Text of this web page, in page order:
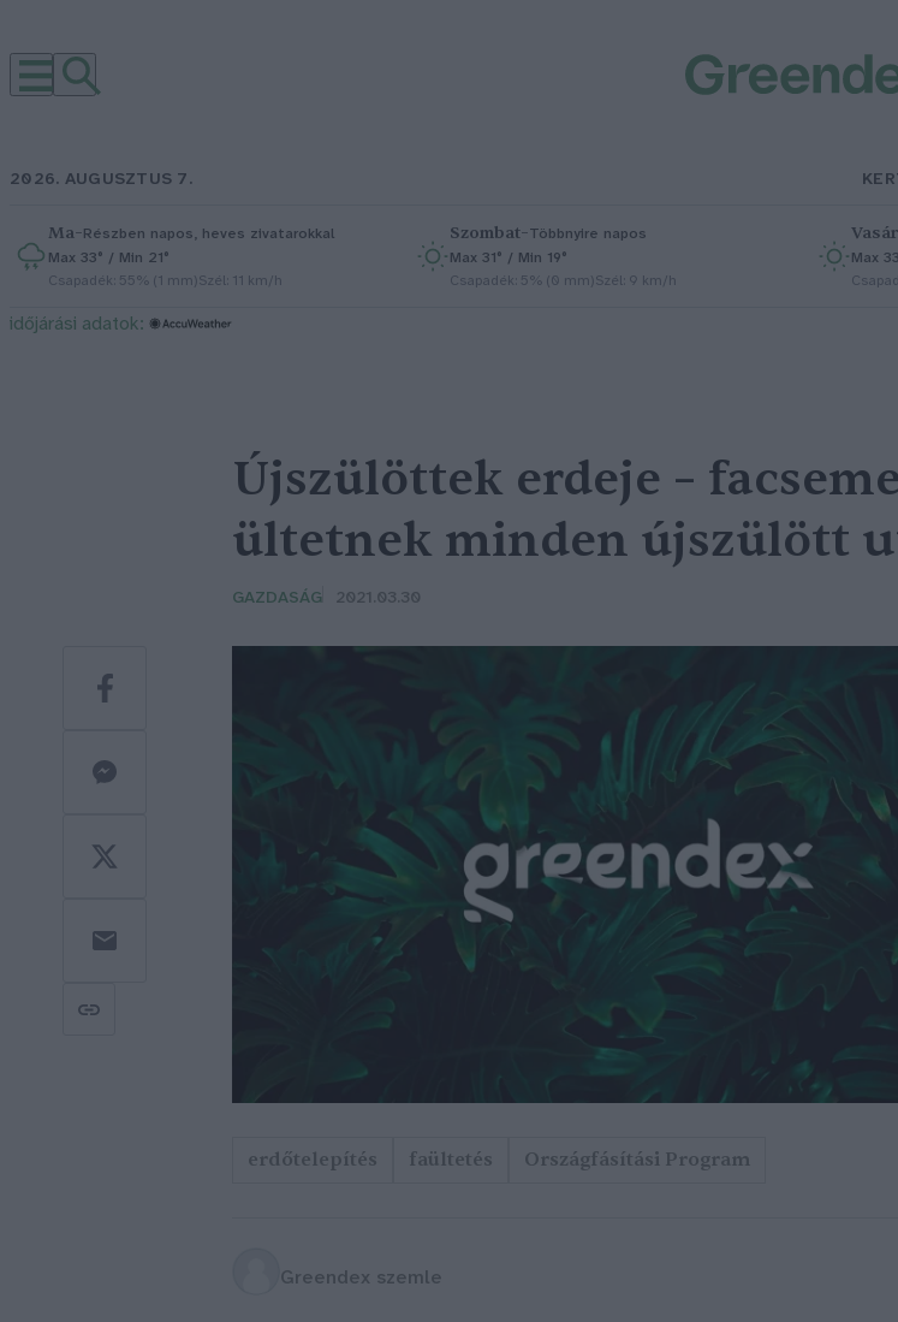
2026. AUGUSZTUS 7.
Ma–Részben napos, heves zivatarokkal
Max 33° / Min 21°
Csapadék: 55% (1 mm)Szél: 11 km/h
Szombat–Többnyire napos
Max 31° / Min 19°
Csapadék: 5% (0 mm)Szél: 9 km/h
Max
időjárási adatok:
Újszülöttek erdeje –
ültetnek minden újszülött
GAZDASÁG 2021.03.30
erdőtelepítés faültetés Országfásítási Program
Greendex szemle